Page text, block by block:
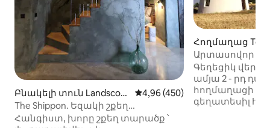
Բնակելի տուն Landscov
e-ում
Միջին վարկանիշը՝ 5-ից
4,96 (450)
The Shippon. Եզակի շքեղ
Հարավային Devon փախուստ.
Հանգիստ, խորը շքեղ տարածք ՝
Հողմաղաց
Արտասովոր
աշտարակ ՝
Գեղեցիկ
ամյա 2 - րդ
հողմաղացի
գեղատեսիլ